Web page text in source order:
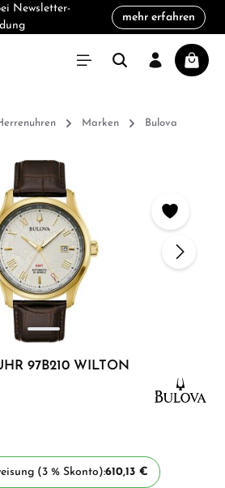
Newsletter-
mehr erfahren
Marken Bulova
97B210 WILTON
(3 % Skonto):610,13 €